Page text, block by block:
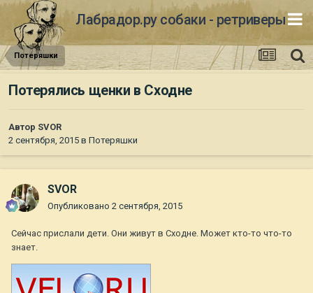
Лабрадор.ру собаки - ретриверы
Потеряшки
Потерялись щенки в Сходне
Автор SVOR
2 сентября, 2015 в Потеряшки
SVOR
Опубликовано 2 сентября, 2015
Сейчас прислали дети. Они живут в Сходне. Может кто-то что-то
знает.